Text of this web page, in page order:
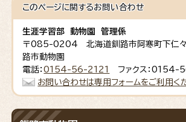
このページに関するお問い合わせ
生涯学習部 動物園 管理係
〒085-0204 北海道釧路市阿寒町下仁
路市動物園
電話：0154-56-2121
ファクス：
お問い合わせは専用フォームをご利用く